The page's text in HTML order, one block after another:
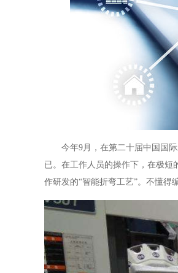
今年9月，在第二十届中国国
已。在工作人员的操作下，在极短
作研发的“智能折弯工艺”。不懂得